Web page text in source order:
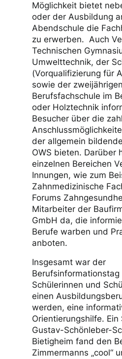
in der Aula. An
wurden hier weitere
Oscar-Walcker-Schule
zum Beispiel das
Möglichkeit bietet
oder der Ausbildung
Abendschule die
zu erwerben. Auch
Technischen
Umwelttechnik, der
(Vorqualifizierung für
sowie der
Berufsfachschule im
oder Holztechnik
Besucher über die
der allgemein
OWS bieten. Darüber
einzelnen Bereichen
Innungen, wie zum
Zahnmedizinische
Forums
GmbH da, die
Berufe warben und
anboten.
Insgesamt war der
Berufsinformationstag
Schülerinnen und
einen
werden, eine